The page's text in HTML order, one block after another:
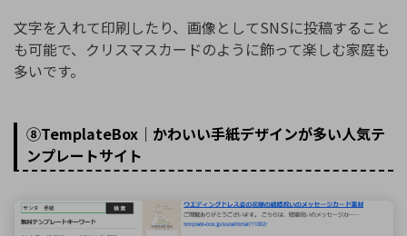
文字を入れて印刷したり、画像としてSNSに投稿すること
も可能で、クリスマスカードのように飾って楽しむ家庭も
多いです。
⑧TemplateBox｜かわいい手紙デザインが多い人気テ
ンプレートサイト